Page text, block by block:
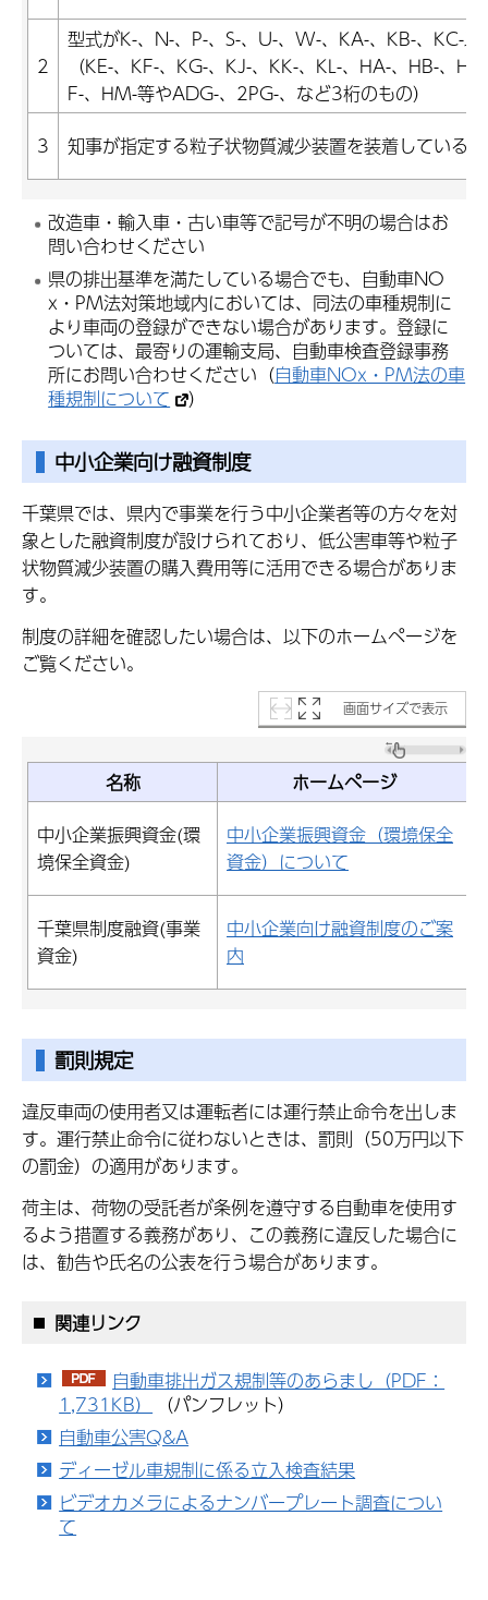
2
型式がK-、N-、P-、S-、U-、W-、KA-、KB-、KC-以
（KE-、KF-、KG-、KJ-、KK-、KL-、HA-、HB-、
F-、HM-等やADG-、2PG-、など3桁のもの）
3
知事が指定する粒子状物質減少装置を装着している
改造車・輸入車・古い車等で記号が不明の場合はお
問い合わせください
県の排出基準を満たしている場合でも、自動車NO
x・PM法対策地域内においては、同法の車種規制に
より車両の登録ができない場合があります。登録に
ついては、最寄りの運輸支局、自動車検査登録事務
所にお問い合わせください（自動車NOx・PM法の車
種規制について
）
中小企業向け融資制度
千葉県では、県内で事業を行う中小企業者等の方々を対
象とした融資制度が設けられており、低公害車等や粒子
状物質減少装置の購入費用等に活用できる場合がありま
す。
制度の詳細を確認したい場合は、以下のホームページを
ご覧ください。
画面サイズで表示
名称
ホームページ
中小企業振興資金(環
境保全資金)
中小企業振興資金（環境保全
資金）について
千葉県制度融資(事業
資金)
中小企業向け融資制度のご案
内
罰則規定
違反車両の使用者又は運転者には運行禁止命令を出しま
す。運行禁止命令に従わないときは、罰則（50万円以下
の罰金）の適用があります。
荷主は、荷物の受託者が条例を遵守する自動車を使用す
るよう措置する義務があり、この義務に違反した場合に
は、勧告や氏名の公表を行う場合があります。
関連リンク
自動車排出ガス規制等のあらまし（PDF：
1,731KB）
（パンフレット）
自動車公害Q&A
ディーゼル車規制に係る立入検査結果
ビデオカメラによるナンバープレート調査につい
て